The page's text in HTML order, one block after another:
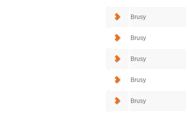
Brusy
Brusy
Brusy
Brusy
Brusy